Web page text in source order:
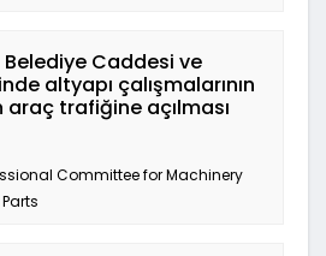
Caddesi ve
altyapı çalışmalarının
trafiğine açılması
Committee for Machinery